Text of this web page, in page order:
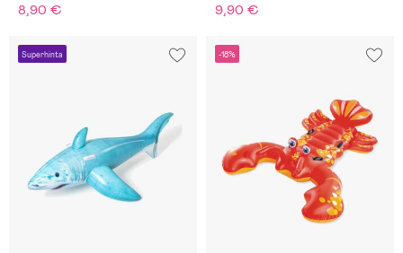
8,90 € 9,90 €
Superhinta -18%